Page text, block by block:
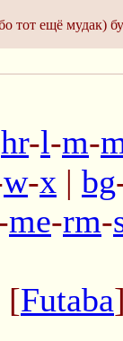
ещё мудак)
hr-l-m-
w-x | bg
me-rm-
[Futaba